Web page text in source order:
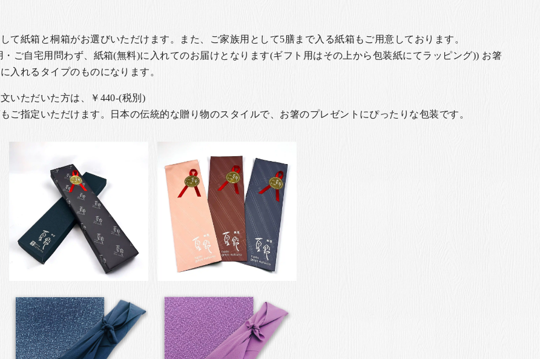
て紙箱と桐箱がお選びいただけます。また、ご家族用として5膳まで入る紙箱もご用意しております。
ご自宅用問わず、紙箱(無料)に入れてのお届けとなります(ギフト用はその上から包装紙にてラッピング)) お箸
入れるタイプのものになります。
いただいた方は、￥440-(税別)
ご指定いただけます。日本の伝統的な贈り物のスタイルで、お箸のプレゼントにぴったりな包装です。